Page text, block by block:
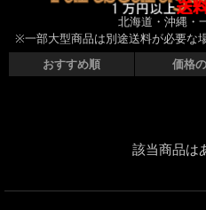
北海道・沖縄・
※一部大型商品は別途送料が必要な
おすすめ順 価格
該当商品は